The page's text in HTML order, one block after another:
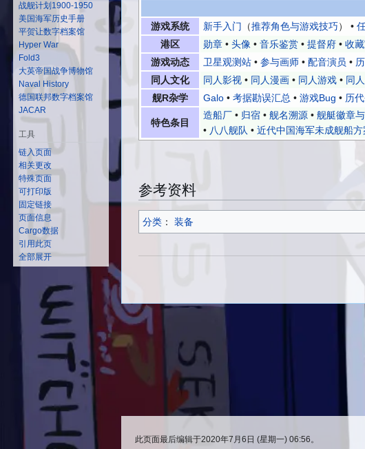
游戏系统
新手入门 （推荐角色与游戏技巧） •
港区
勋章• 头像 • 音乐鉴赏• 提督府• 收
游戏动态
卫星观测站• 参与画师• 配音演员 •
同人文化
同人影视• 同人漫画• 同人游戏• 同
舰R杂学
Galo• 考据勘误汇总 • 游戏Bug • 历
特色条目
造船厂• 归宿• 舰名溯源• 舰艇徽章
• 八八舰队 • 近代中国海军未成舰船方
参考资料
分类 ：​ 装备
战舰计划1900-1950
美国海军历史手册
平贺让数字档案馆
Hyper War
Fold3
大英帝国战争博物馆
Naval History
德国联邦数字档案馆
JACAR
工具
链入页面
相关更改
特殊页面
可打印版
固定链接
页面信息
Cargo数据
引用此页
全部展开
此页面最后编辑于2020年7月6日 (星期一) 06:56。